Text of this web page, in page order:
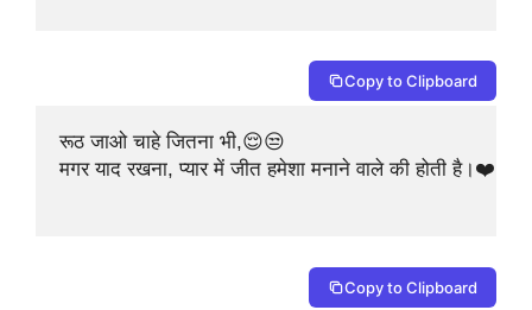
Copy to Clipboard
रूठ जाओ चाहे जितना भी,😌😒
मगर याद रखना, प्यार में जीत हमेशा मनाने वाले की होती है।❤️🏆
Copy to Clipboard